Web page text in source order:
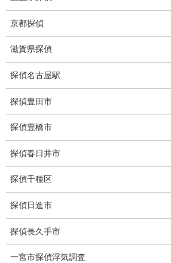
所在調査
身元調査
人探し
失踪・家出調査
所在確認調査
調査料金
浮気調査特別プラン
ストーカー関連調査料金
所在調査 家出調査料金
猫の捜索調査料金
報告書サンプル
京都探偵
滋賀県探偵
探偵名古屋駅
探偵豊田市
探偵豊橋市
探偵春日井市
探偵千種区
探偵日進市
探偵長久手市
一宮市探偵浮気調査